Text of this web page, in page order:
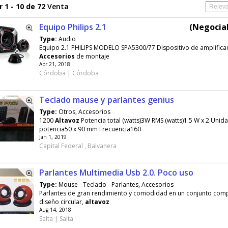
1 - 10 de 72 Venta
Equipo Philips 2.1
Type: Audio
Equipo 2.1 PHILIPS MODELO SPA5300/77 Dispositivo de
Accesorios de montaje
Apr 21, 2018
Córdoba | Córdoba
Teclado mause y parlantes genius
Type: Otros, Accesorios
1200Altavoz Potencia total (watts)3W RMS (watts)1.5 W x 2
potencia50 x 90 mm Frecuencia160
Jan 1, 2019
Capital Federal , Balvanera
Parlantes Multimedia Usb 2.0. Poco uso
Type: Mouse - Teclado - Parlantes, Accesorios
Parlantes de gran rendimiento y comodidad en un conjunto
diseño circular, altavoz
Aug 14, 2018
Salta | Salta